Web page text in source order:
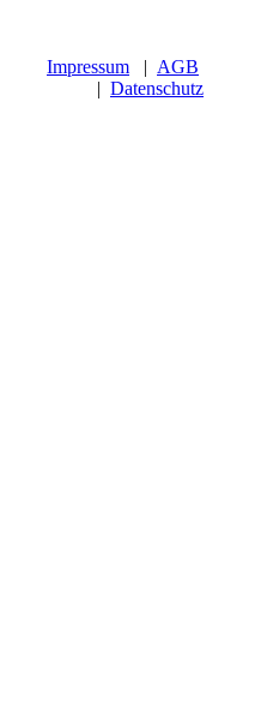
Impressum | AGB
| Datenschutz